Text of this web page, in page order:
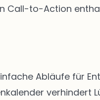
Call-to-Action
Abläufe für
verhindert